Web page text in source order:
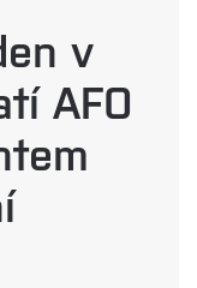
v
AFO